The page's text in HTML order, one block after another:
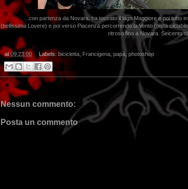
...con partenza da Novara, ha toccato il lago Maggiore e poi tutto
(bellissima Lovere) e poi verso Piacenza percorrendo la Vento (pista
ritroso fino a Novara. Seicento
at09:23:00 Labels: bicicletta, Francigena, papà, photoshop
Nessun commento:
Posta un commento